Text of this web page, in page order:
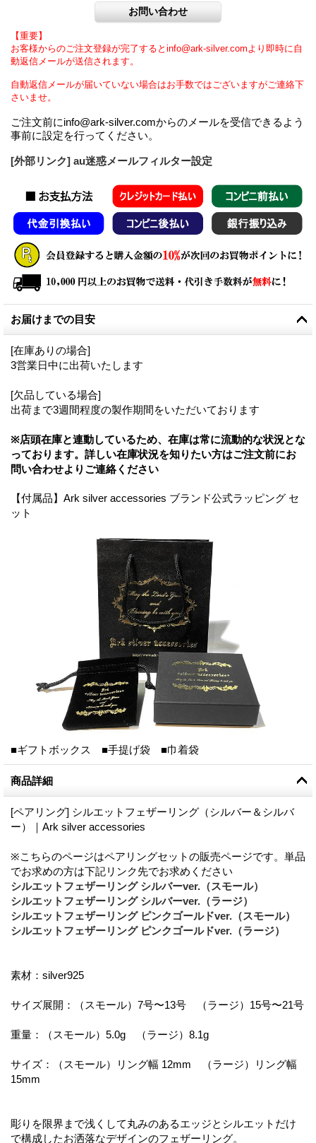
【重要】
お客様からのご注文登録が完了するとinfo@ark-silver.comより即時に自
動返信メールが送信されます。
自動返信メールが届いていない場合はお手数ではございますがご連絡下
さいませ。
ご注文前にinfo@ark-silver.comからのメールを受信できるよう
事前に設定を行ってください。
[外部リンク] au迷惑メールフィルター設定
お届けまでの目安
[在庫ありの場合]
3営業日中に出荷いたします
[欠品している場合]
出荷まで3週間程度の製作期間をいただいております
※店頭在庫と連動しているため、在庫は常に流動的な状況とな
っております。詳しい在庫状況を知りたい方はご注文前にお
問い合わせよりご連絡ください
【付属品】Ark silver accessories ブランド公式ラッピング セ
ット
■ギフトボックス ■手提げ袋 ■巾着袋
商品詳細
[ペアリング] シルエットフェザーリング（シルバー＆シルバ
ー）｜Ark silver accessories
※こちらのページはペアリングセットの販売ページです。単品
でお求めの方は下記リンク先でお求めください
シルエットフェザーリング シルバーver.（スモール）
シルエットフェザーリング シルバーver.（ラージ）
シルエットフェザーリング ピンクゴールドver.（スモール）
シルエットフェザーリング ピンクゴールドver.（ラージ）
素材：silver925
サイズ展開：（スモール）7号〜13号 （ラージ）15号〜21号
重量：（スモール）5.0g （ラージ）8.1g
サイズ：（スモール）リング幅 12mm （ラージ）リング幅
15mm
彫りを限界まで浅くして丸みのあるエッジとシルエットだけ
で構成したお洒落なデザインのフェザーリング。